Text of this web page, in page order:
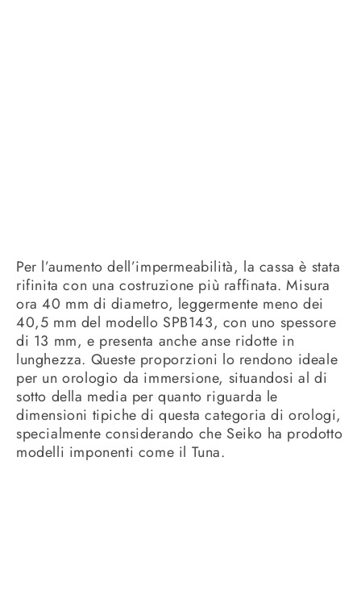
Per l’aumento dell’impermeabilità, la cassa è stata
rifinita con una costruzione più raffinata. Misura
ora 40 mm di diametro, leggermente meno dei
40,5 mm del modello SPB143, con uno spessore
di 13 mm, e presenta anche anse ridotte in
lunghezza. Queste proporzioni lo rendono ideale
per un orologio da immersione, situandosi al di
sotto della media per quanto riguarda le
dimensioni tipiche di questa categoria di orologi,
specialmente considerando che Seiko ha prodotto
modelli imponenti come il Tuna.